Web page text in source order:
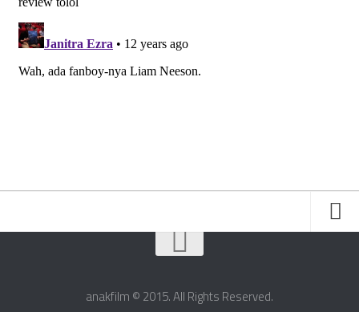
anakfilm © 2015. All Rights Reserved.